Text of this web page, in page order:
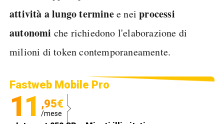
attività a lungo terminee neiprocessi
autonomi che richiedono l'elaborazione di
milioni di token contemporaneamente.
Fastweb Mobile Pro
11 ,95€
/mese
Internet 250 GB e Minuti illimitati